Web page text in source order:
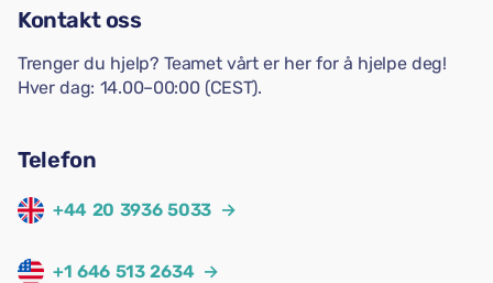
Kontakt oss
Trenger du hjelp? Teamet vårt er her for å hjelpe deg!
Hver dag: 14.00–00:00 (CEST).
Telefon
+44 20 3936 5033 →
+1 646 513 2634 →